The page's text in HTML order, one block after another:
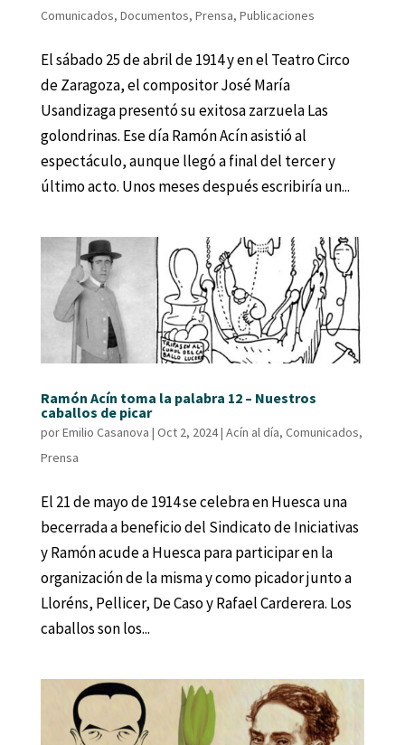
Comunicados, Documentos, Prensa, Publicaciones
El sábado 25 de abril de 1914 y en el Teatro Circo
de Zaragoza, el compositor José María
Usandizaga presentó su exitosa zarzuela Las
golondrinas. Ese día Ramón Acín asistió al
espectáculo, aunque llegó a final del tercer y
último acto. Unos meses después escribiría un...
Ramón Acín toma la palabra 12 – Nuestros
caballos de picar
porEmilio Casanova | Oct 2, 2024| Acín al día, Comunicados,
Prensa
El 21 de mayo de 1914 se celebra en Huesca una
becerrada a beneficio del Sindicato de Iniciativas
y Ramón acude a Huesca para participar en la
organización de la misma y como picador junto a
Lloréns, Pellicer, De Caso y Rafael Carderera. Los
caballos son los...